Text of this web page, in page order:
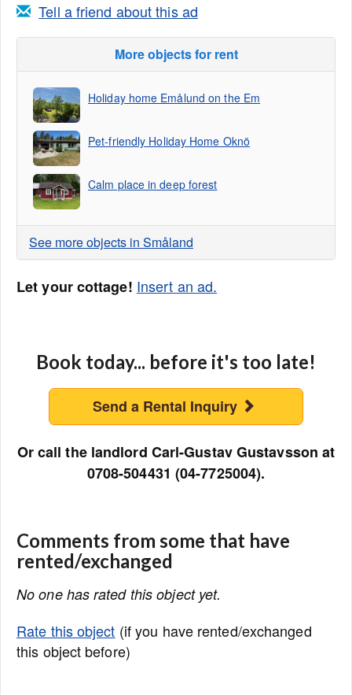
Tell a friend about this ad
More objects for rent
Holiday home Emålund on the Em
Pet-friendly Holiday Home Oknö
Calm place in deep forest
See more objects in Småland
Let your cottage! Insert an ad.
Book today... before it's too late!
Send a Rental Inquiry
Or call the landlord Carl-Gustav Gustavsson at
0708-504431 (04-7725004).
Comments from some that have
rented/exchanged
No one has rated this object yet.
Rate this object (if you have rented/exchanged
this object before)